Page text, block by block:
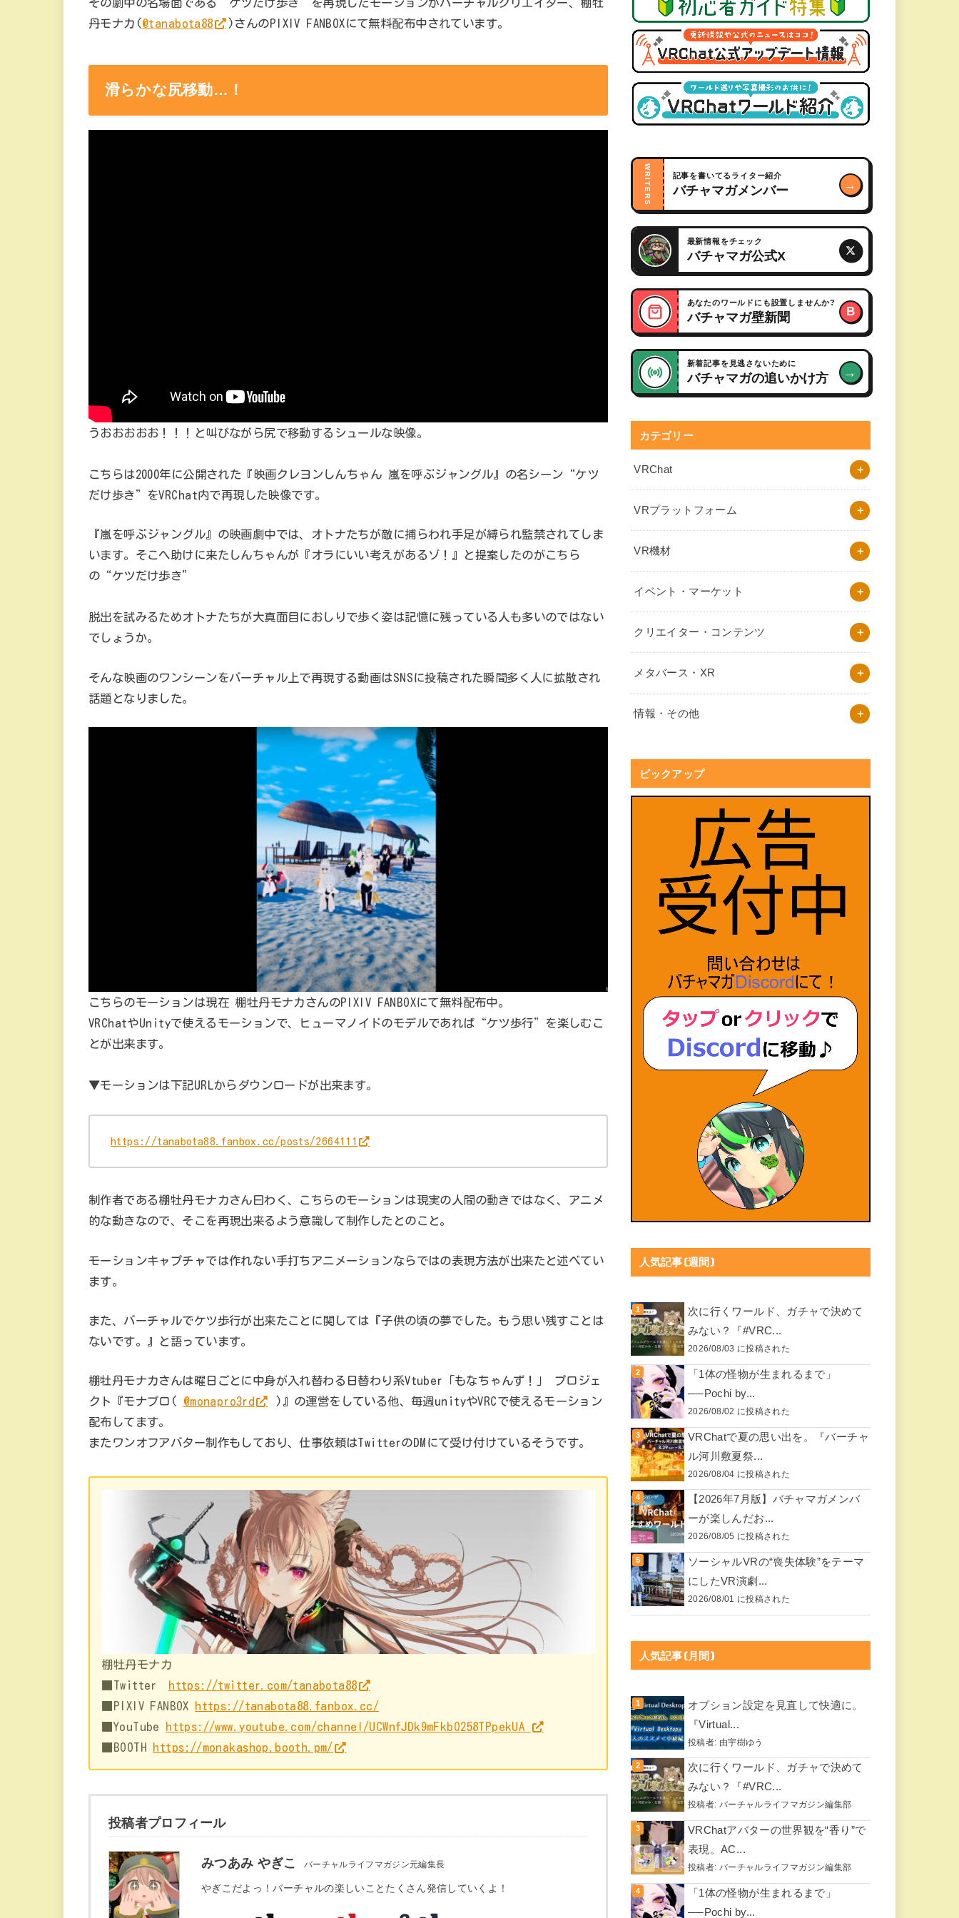
その劇中の名場面である“ケツだけ歩き”を再現したモーションがバーチャルクリエイター、棚牡
丹モナカ(@tanabota88 )さんのPIXIV FANBOXにて無料配布中されています。
滑らかな尻移動…！
うおおおおお！！！と叫びながら尻で移動するシュールな映像。
こちらは2000年に公開された『映画クレヨンしんちゃん 嵐を呼ぶジャングル』の名シーン“ケツ
だけ歩き”をVRChat内で再現した映像です。
『嵐を呼ぶジャングル』の映画劇中では、オトナたちが敵に捕らわれ手足が縛られ監禁されてしま
います。そこへ助けに来たしんちゃんが『オラにいい考えがあるゾ！』と提案したのがこちら
の“ケツだけ歩き”
脱出を試みるためオトナたちが大真面目におしりで歩く姿は記憶に残っている人も多いのではない
でしょうか。
そんな映画のワンシーンをバーチャル上で再現する動画はSNSに投稿された瞬間多く人に拡散され
話題となりました。
こちらのモーションは現在 棚牡丹モナカさんのPIXIV FANBOXにて無料配布中。
VRChatやUnityで使えるモーションで、ヒューマノイドのモデルであれば“ケツ歩行”を楽しむこ
とが出来ます。
▼モーションは下記URLからダウンロードが出来ます。
https://tanabota88.fanbox.cc/posts/2664111
制作者である棚牡丹モナカさん曰わく、こちらのモーションは現実の人間の動きではなく、アニメ
的な動きなので、そこを再現出来るよう意識して制作したとのこと。
モーションキャプチャでは作れない手打ちアニメーションならではの表現方法が出来たと述べてい
ます。
また、バーチャルでケツ歩行が出来たことに関しては『子供の頃の夢でした。もう思い残すことは
ないです。』と語っています。
棚牡丹モナカさんは曜日ごとに中身が入れ替わる日替わり系Vtuber「もなちゃんず！」 プロジェ
クト『モナプロ( @monapro3rd
)』の運営をしている他、毎週unityやVRCで使えるモーション
配布してます。
またワンオフアバター制作もしており、仕事依頼はTwitterのDMにて受け付けているそうです。
棚牡丹モナカ
■Twitter https://twitter.com/tanabota88
■PIXIV FANBOX https://tanabota88.fanbox.cc/
■YouTube https://www.youtube.com/channel/UCWnfJDk9mFkbO258TPpekUA
■BOOTH https://monakashop.booth.pm/
投稿者プロフィール
みつあみ やぎこ バーチャルライフマガジン元編集長
やぎこだよっ！バーチャルの楽しいことたくさん発信していくよ！
WRITERS 記事を書いてるライター紹介
バチャマガメンバー →
最新情報をチェック
バチャマガ公式X
あなたのワールドにも設置しませんか?
バチャマガ壁新聞 B
新着記事を見逃さないために
バチャマガの追いかけ方 →
カテゴリー
VRChat
VRプラットフォーム
VR機材
イベント・マーケット
クリエイター・コンテンツ
メタバース・XR
情報・その他
ピックアップ
人気記事(週間)
次に行くワールド、ガチャで決めて
みない？『#VRC...
2026/08/03 に投稿された
「1体の怪物が生まれるまで」
──Pochi by...
2026/08/02 に投稿された
VRChatで夏の思い出を。『バーチャ
ル河川敷夏祭...
2026/08/04 に投稿された
【2026年7月版】バチャマガメンバ
ーが楽しんだお...
2026/08/05 に投稿された
ソーシャルVRの“喪失体験”をテーマ
にしたVR演劇...
2026/08/01 に投稿された
人気記事(月間)
オプション設定を見直して快適に。
『Virtual...
投稿者: 由宇樹ゆう
次に行くワールド、ガチャで決めて
みない？『#VRC...
投稿者: バーチャルライフマガジン編集部
VRChatアバターの世界観を“香り”で
表現。AC...
投稿者: バーチャルライフマガジン編集部
「1体の怪物が生まれるまで」
──Pochi by...